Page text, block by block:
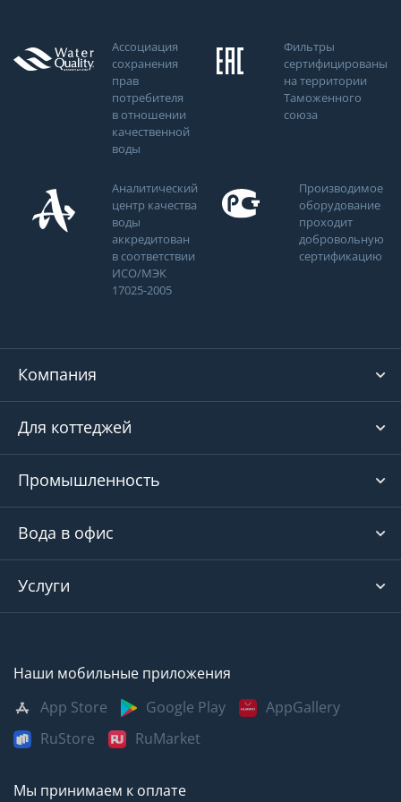
Ассоциация
сохранения
прав
потребителя
в отношении
качественной
воды
Фильтры
сертифицированы
на территории
Таможенного
союза
Аналитический
центр качества
воды
аккредитован
в соответствии
ИСО/МЭК
17025-2005
Производимое
оборудование
проходит
добровольную
сертификацию
Компания
Для коттеджей
Промышленность
Вода в офис
Услуги
Наши мобильные приложения
App Store
Google Play
AppGallery
RuStore
RuMarket
Мы принимаем к оплате